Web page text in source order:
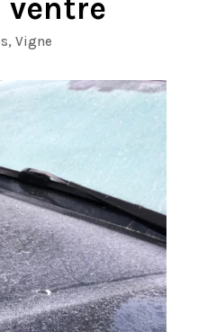
ventre
, Vigne